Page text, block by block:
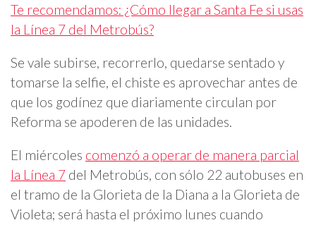
Te recomendamos: ¿Cómo llegar a Santa Fe si usas
la Línea 7 del Metrobús?
Se vale subirse, recorrerlo, quedarse sentado y
tomarse la selfie, el chiste es aprovechar antes de
que los godínez que diariamente circulan por
Reforma se apoderen de las unidades.
El miércoles comenzó a operar de manera parcial
la Línea 7 del Metrobús, con sólo 22 autobuses en
el tramo de la Glorieta de la Diana a la Glorieta de
Violeta; será hasta el próximo lunes cuando